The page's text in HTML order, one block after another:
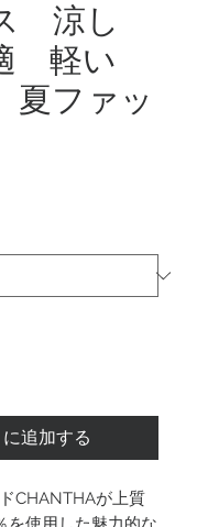
涼し
軽い
ファッ
追加する
CHANTHAが上質